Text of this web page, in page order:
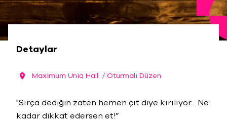
Detaylar
Maximum Uniq Hall / Oturmalı Düzen
"Sırça dediğin zaten hemen çıt diye kırılıyor... Ne
kadar dikkat edersen et!”